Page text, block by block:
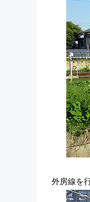
外房線を